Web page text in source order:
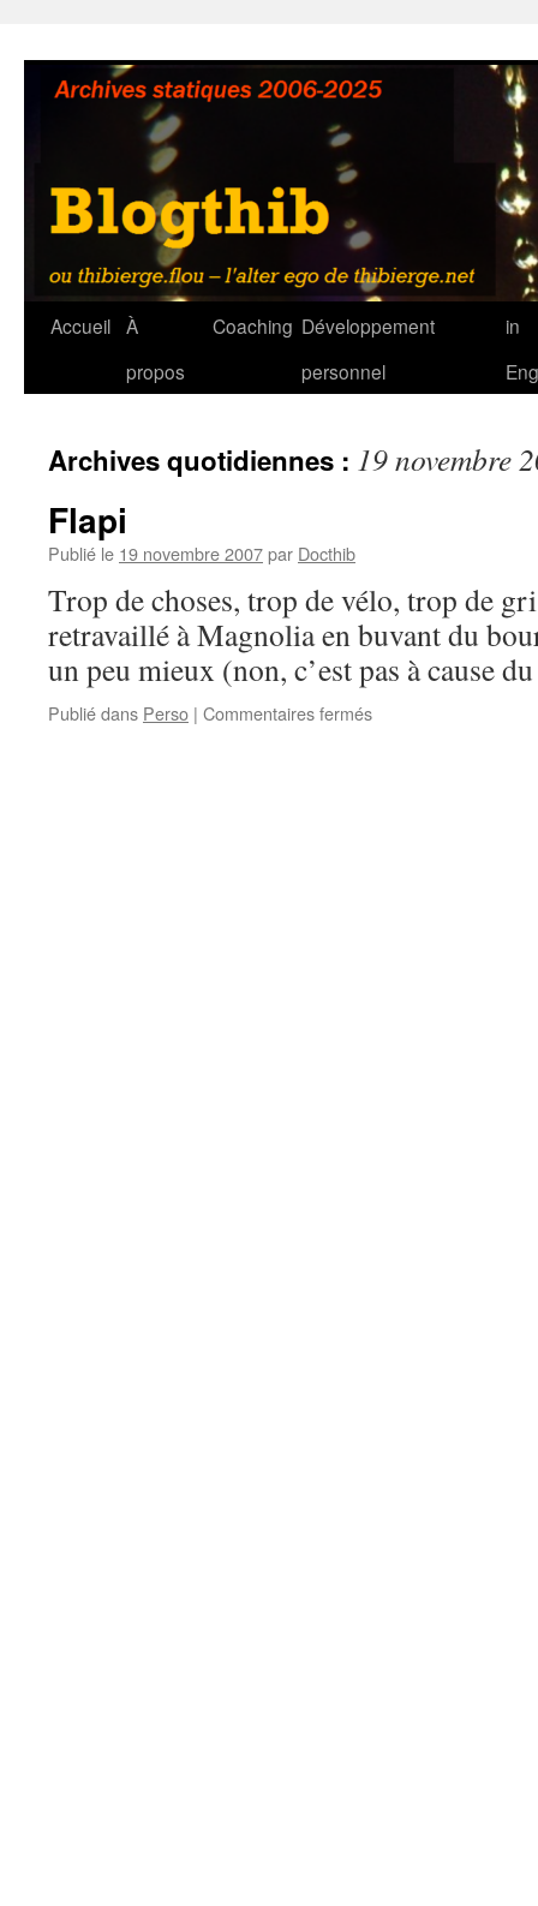
contenu
Accueil À
propos
Coaching Développement
personnel
in
Archives quotidiennes : 19 novembre
Flapi
Publié le 19 novembre 2007par Docthib
Trop de choses, trop de vélo, trop de
retravaillé à Magnolia en buvant du
un peu mieux (non, c’est pas à cause
Publié dans Perso | Commentaires ferméssur